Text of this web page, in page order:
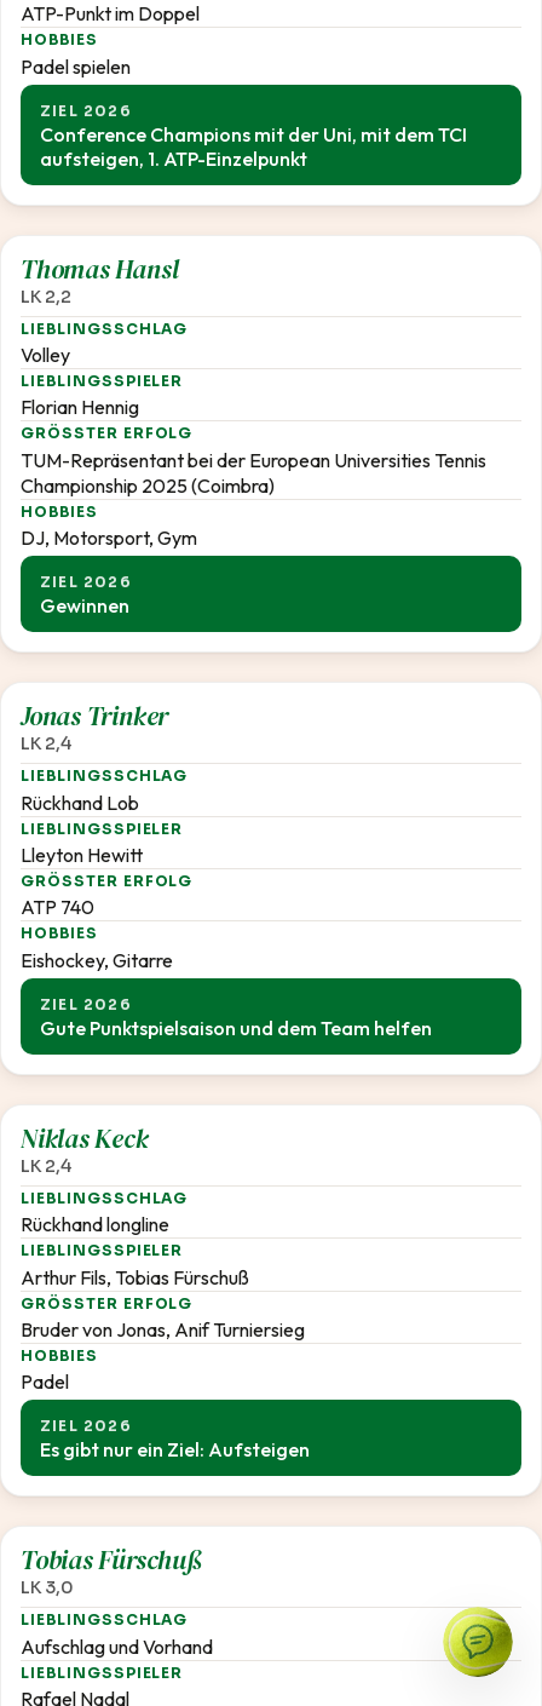
ATP-Punkt im Doppel
HOBBIES
Padel spielen
ZIEL 2026
Conference Champions mit der Uni, mit dem TCI
aufsteigen, 1. ATP-Einzelpunkt
Thomas Hansl
LK 2,2
LIEBLINGSSCHLAG
Volley
LIEBLINGSSPIELER
Florian Hennig
GRÖSSTER ERFOLG
TUM-Repräsentant bei der European Universities Tennis
Championship 2025 (Coimbra)
HOBBIES
DJ, Motorsport, Gym
ZIEL 2026
Gewinnen
Jonas Trinker
LK 2,4
LIEBLINGSSCHLAG
Rückhand Lob
LIEBLINGSSPIELER
Lleyton Hewitt
GRÖSSTER ERFOLG
ATP 740
HOBBIES
Eishockey, Gitarre
ZIEL 2026
Gute Punktspielsaison und dem Team helfen
Niklas Keck
LK 2,4
LIEBLINGSSCHLAG
Rückhand longline
LIEBLINGSSPIELER
Arthur Fils, Tobias Fürschuß
GRÖSSTER ERFOLG
Bruder von Jonas, Anif Turniersieg
HOBBIES
Padel
ZIEL 2026
Es gibt nur ein Ziel: Aufsteigen
Tobias Fürschuß
LK 3,0
LIEBLINGSSCHLAG
Aufschlag und Vorhand
LIEBLINGSSPIELER
Rafael Nadal